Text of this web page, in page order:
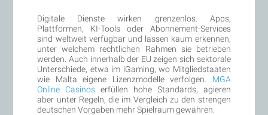
Digitale Dienste wirken grenzenlos. Apps,
Plattformen, KI-Tools oder Abonnement-Services
sind weltweit verfügbar und lassen kaum erkennen,
unter welchem rechtlichen Rahmen sie betrieben
werden. Auch innerhalb der EU zeigen sich sektorale
Unterschiede, etwa im iGaming, wo Mitgliedstaaten
wie Malta eigene Lizenzmodelle verfolgen. MGA
Online Casinos erfüllen hohe Standards, agieren
aber unter Regeln, die im Vergleich zu den strengen
deutschen Vorgaben mehr Spielraum gewähren.